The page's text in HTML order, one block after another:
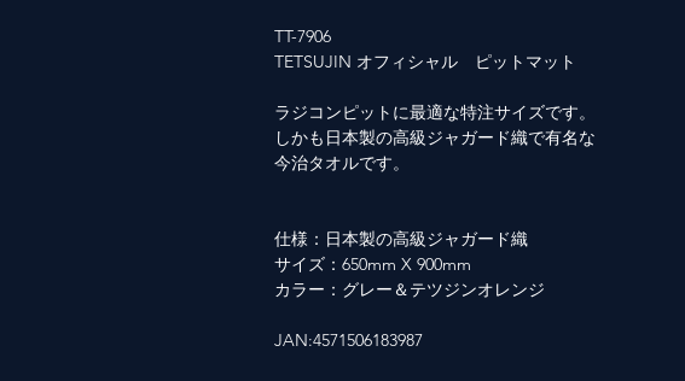
TT-7906
TETSUJIN オフィシャル ピットマット
ラジコンピットに最適な特注サイズです。
しかも日本製の高級ジャガード織で有名な
今治タオルです。
仕様：日本製の高級ジャガード織
サイズ：650mm X 900mm
カラー：グレー＆テツジンオレンジ
JAN:4571506183987